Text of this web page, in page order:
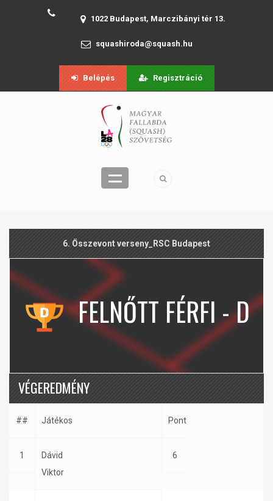
1022 Budapest, Marczibányi tér 13.
squashiroda@squash.hu
Belépés Regisztráció
6. Összevont verseny_RSC Budapest
FELNŐTT FÉRFI - D
VÉGEREDMÉNY
## Játékos Pont
1
Dávid
Viktor
6